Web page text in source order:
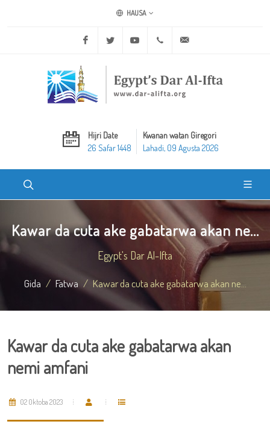
HAUSA
Facebook Twitter Youtube +20 2 25970400
Hijri Date
26 Safar 1448
Kwanan watan Giregori
Lahadi, 09 Agusta 2026
Kawar da cuta ake gabatarwa akan ne...
Egypt's Dar Al-Ifta
Gida Fatwa Kawar da cuta ake gabatarwa akan ne...
Kawar da cuta ake gabatarwa akan
nemi amfani
02 Oktoba 2023